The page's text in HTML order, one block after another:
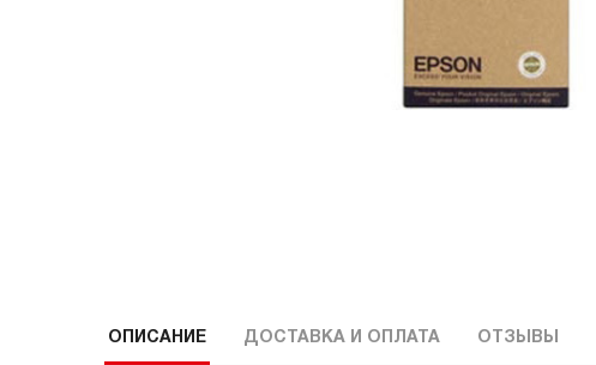
ОПИСАНИЕ ДОСТАВКА И ОПЛАТА ОТЗЫВЫ